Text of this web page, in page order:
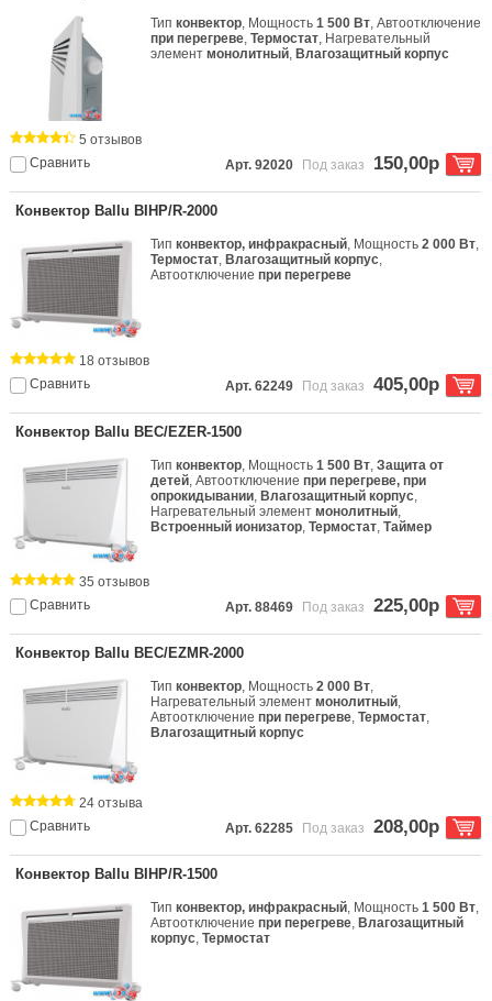
Типконвектор, Мощность1 500 Вт, Автоотключение
при перегреве,Термостат, Нагревательный
элементмонолитный, Влагозащитный корпус
Сравнить
5 отзывов
Арт. 92020
Под заказ 150,00р
Конвектор Ballu BIHP/R-2000
Типконвектор, инфракрасный, Мощность2 000 Вт,
Термостат, Влагозащитный корпус,
Автоотключениепри перегреве
Сравнить
18 отзывов
Арт. 62249
Под заказ 405,00р
Конвектор Ballu BEC/EZER-1500
Типконвектор, Мощность1 500 Вт,Защита от
детей, Автоотключениепри перегреве, при
опрокидывании, Влагозащитный корпус,
Нагревательный элементмонолитный,
Встроенный ионизатор,Термостат,Таймер
Сравнить
35 отзывов
Арт. 88469
Под заказ 225,00р
Конвектор Ballu BEC/EZMR-2000
Типконвектор, Мощность2 000 Вт,
Нагревательный элементмонолитный,
Автоотключениепри перегреве,Термостат,
Влагозащитный корпус
Сравнить
24 отзыва
Арт. 62285
Под заказ 208,00р
Конвектор Ballu BIHP/R-1500
Типконвектор, инфракрасный, Мощность1 500 Вт,
Автоотключениепри перегреве, Влагозащитный
корпус,Термостат